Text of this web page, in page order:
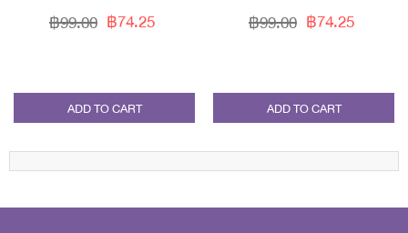
฿74.25
฿99.00
ADD TO CART
฿74.25
฿99.00
ADD TO CART